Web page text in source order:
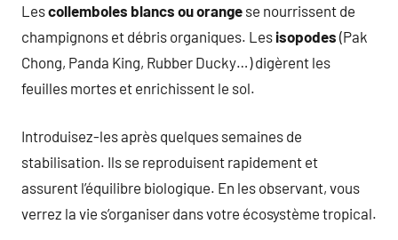
Lescollemboles blancs ou orange se nourrissent de
champignons et débris organiques. Les isopodes (Pak
Chong, Panda King, Rubber Ducky…) digèrent les
feuilles mortes et enrichissent le sol.
Introduisez-les après quelques semaines de
stabilisation. Ils se reproduisent rapidement et
assurent l’équilibre biologique. En les observant, vous
verrez la vie s’organiser dans votre écosystème tropical.